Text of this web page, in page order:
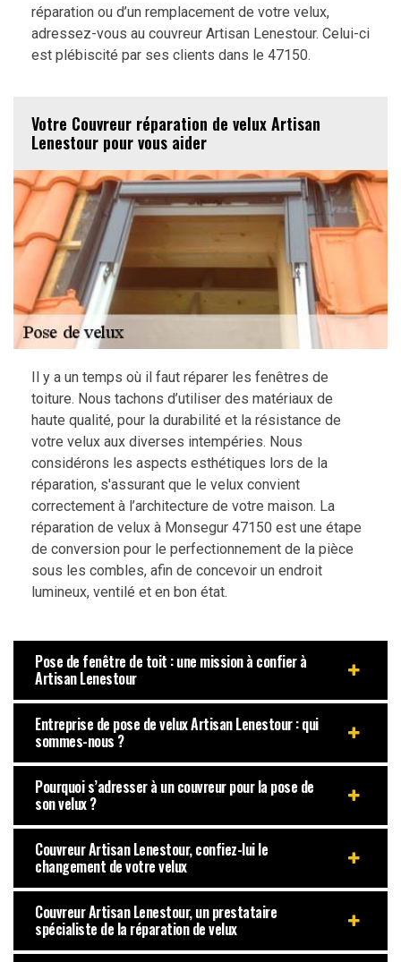
réparation ou d’un remplacement de votre velux,
adressez-vous au couvreur Artisan Lenestour. Celui-ci
est plébiscité par ses clients dans le 47150.
Votre Couvreur réparation de velux Artisan
Lenestour pour vous aider
Il y a un temps où il faut réparer les fenêtres de
toiture. Nous tachons d’utiliser des matériaux de
haute qualité, pour la durabilité et la résistance de
votre velux aux diverses intempéries. Nous
considérons les aspects esthétiques lors de la
réparation, s'assurant que le velux convient
correctement à l’architecture de votre maison. La
réparation de velux à Monsegur 47150 est une étape
de conversion pour le perfectionnement de la pièce
sous les combles, afin de concevoir un endroit
lumineux, ventilé et en bon état.
Pose de fenêtre de toit : une mission à confier à
Artisan Lenestour
Entreprise de pose de velux Artisan Lenestour : qui
sommes-nous ?
Pourquoi s’adresser à un couvreur pour la pose de
son velux ?
Couvreur Artisan Lenestour, confiez-lui le
changement de votre velux
Couvreur Artisan Lenestour, un prestataire
spécialiste de la réparation de velux